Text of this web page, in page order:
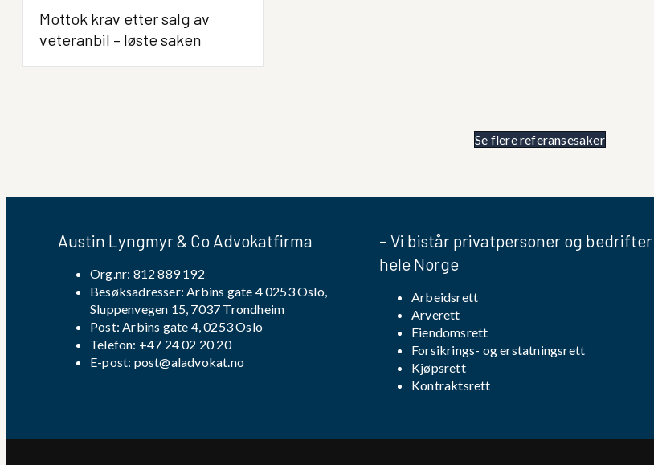
Mottok krav etter salg av
veteranbil – løste saken
Se flere referansesaker
Austin Lyngmyr & Co Advokatfirma
Org.nr: 812 889 192
Besøksadresser: Arbins gate 4 0253 Oslo,
Sluppenvegen 15, 7037 Trondheim
Post: Arbins gate 4, 0253 Oslo
Telefon: +47 24 02 20 20
E-post: post@aladvokat.no
– Vi bistår privatpersoner og
hele Norge
Arbeidsrett
Arverett
Eiendomsrett
Forsikrings- og erstatningsrett
Kjøpsrett
Kontraktsrett